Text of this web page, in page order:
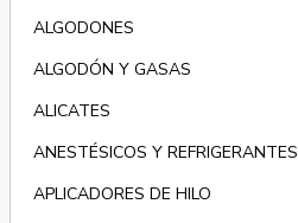
ALGODONES
ALGODÓN Y GASAS
ALICATES
ANESTÉSICOS Y REFRIGERANTES
APLICADORES DE HILO